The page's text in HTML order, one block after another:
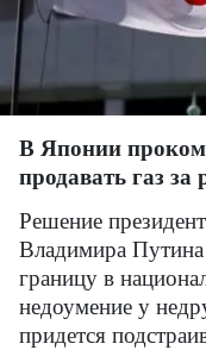
В Японии
продавать газ за
Решение
Владимира Путина
границу в
недоумение у
придется